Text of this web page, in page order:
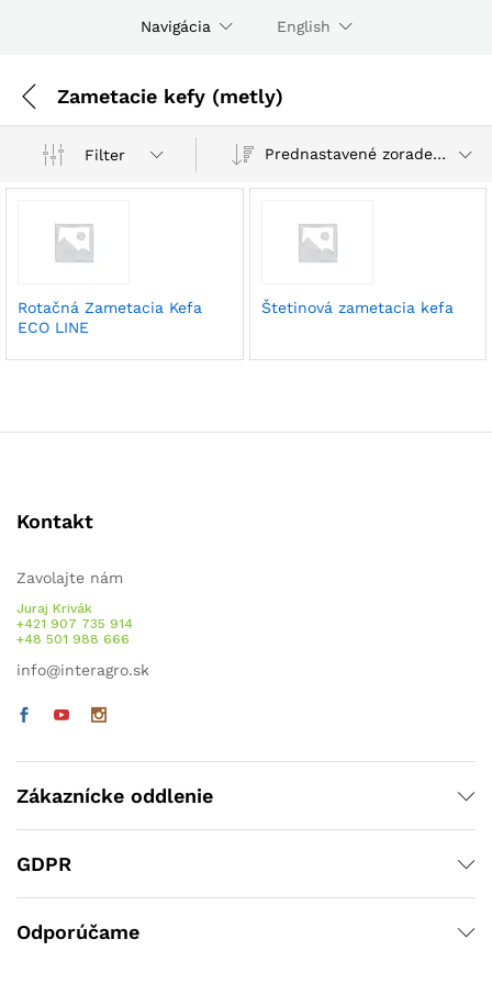
Navigácia English
Zametacie kefy (metly)
Filter Prednastavené zoradenie
Rotačná Zametacia Kefa
ECO LINE
Štetinová zametacia kefa
Kontakt
Zavolajte nám
Juraj Krivák
+421 907 735 914
+48 501 988 666
info@interagro.sk
Zákaznícke oddlenie
GDPR
Odporúčame